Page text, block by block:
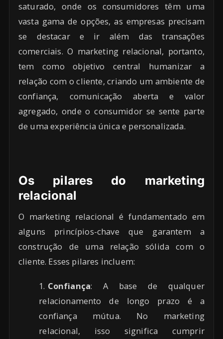
saturado, onde os consumidores têm uma
vasta gama de opções, as empresas precisam
se destacar e ir além das transações
comerciais. O marketing relacional, portanto,
tem como objetivo central humanizar a
relação com o cliente, criando um ambiente de
confiança, comunicação aberta e valor
agregado, onde o consumidor se sente parte
de uma experiência única e personalizada.
Os pilares do marketing
relacional
O marketing relacional é fundamentado em
alguns princípios-chave que garantem a
construção de uma relação sólida com o
cliente. Esses pilares incluem:
Confiança: A base de qualquer
relacionamento de longo prazo é a
confiança mútua. No marketing
relacional, isso significa cumprir